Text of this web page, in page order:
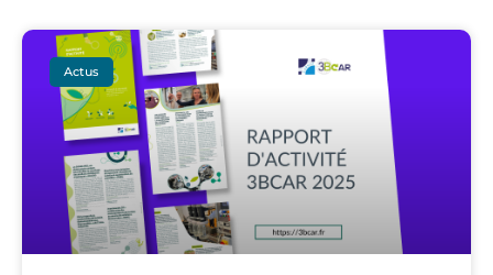
Actus